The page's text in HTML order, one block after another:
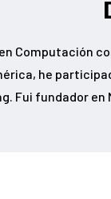
Computación
he
Fui fundador en